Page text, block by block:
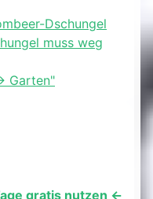
Dschungel
muss weg
Garten"
gratis nutzen <-